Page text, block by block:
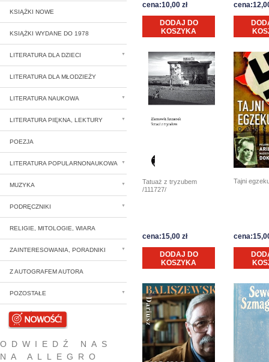
KSIĄŻKI NOWE
KSIĄŻKI WYDANE DO 1978
LITERATURA DLA DZIECI
LITERATURA DLA MŁODZIEŻY
LITERATURA NAUKOWA
LITERATURA PIĘKNA, LEKTURY
POEZJA
LITERATURA POPULARNONAUKOWA
MUZYKA
PODRĘCZNIKI
RELIGIE, MITOLOGIE, WIARA
ZAINTERESOWANIA, PORADNIKI
Z AUTOGRAFEM AUTORA
POZOSTAŁE
NOWOŚCI
ODWIEDŹ NAS
NA ALLEGRO
cena:10,00 zł
DODAJ DO
KOSZYKA
Tatuaż z tryzubem
/111727/
cena:15,00 zł
DODAJ DO
KOSZYKA
Tajni